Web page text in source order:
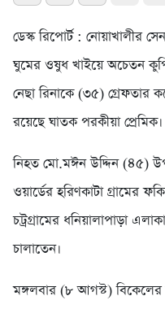
ডেস্ক রিপোর্ট : নোয়াখালীর
ঘুমের ওষুধ খাইয়ে অচেতন
নেছা রিনাকে (৩৫)
রয়েছে ঘাতক পরকীয়া প্রেমিক।
নিহত মো.মঈন উদ্দিন (৪৫)
ওয়ার্ডের হরিণকাটা গ্রামের
চট্রগ্রামের ধনিয়ালাপাড়া
চালাতেন।
মঙ্গলবার (৮ আগস্ট)